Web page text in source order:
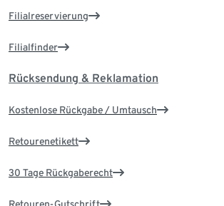
Filialreservierung
Filialfinder
Rücksendung & Reklamation
Kostenlose Rückgabe / Umtausch
Retourenetikett
30 Tage Rückgaberecht